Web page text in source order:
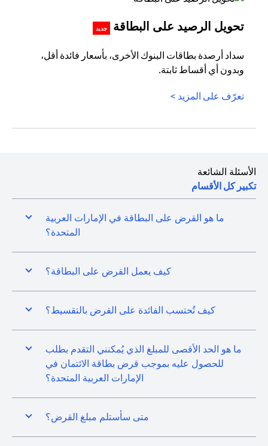
تحويل الرصيد على البطاقة جديد in a new tab
سداد أرصدة بطاقات البنوك الأخرى، بأسعار فائدة أقل،
وبدون أي أقساط ثابتة.
تعرّف على المزيد >
الأسئلة الشائعة
تكبير كل الأقسام
ما هو القرض على البطاقة في الإمارات العربية
المتحدة؟
كيف يعمل القرض على البطاقة؟
كيف تُحتسب الفائدة على القرض بالتقسيط؟
ما هو الحد الأقصى للمبلغ الذي يُمكنني التقدم بطلب
للحصول عليه بموجب قرض بطاقة الائتمان في
الإمارات العربية المتحدة؟
متى سأستلم مبلغ القرض؟